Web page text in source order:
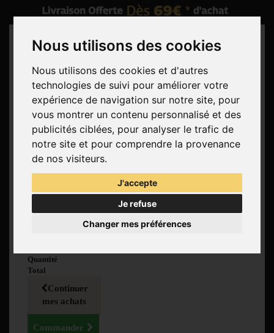
Nous utilisons des cookies
Nous utilisons des cookies et d'autres
technologies de suivi pour améliorer votre
expérience de navigation sur notre site, pour
vous montrer un contenu personnalisé et des
publicités ciblées, pour analyser le trafic de
notre site et pour comprendre la provenance
de nos visiteurs.
J'accepte
Je refuse
Changer mes préférences
Rechercher
Panier(vide)
Aucun produit
Livraison gratuite !
Livraison
Quantité
Total
Continuer
mes achats
Commander